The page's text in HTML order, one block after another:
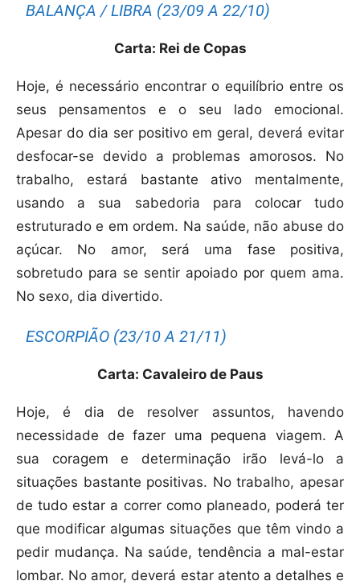
BALANÇA / LIBRA (23/09 A 22/10)
Carta: Rei de Copas
Hoje, é necessário encontrar o equilíbrio entre os
seus pensamentos e o seu lado emocional.
Apesar do dia ser positivo em geral, deverá evitar
desfocar-se devido a problemas amorosos. No
trabalho, estará bastante ativo mentalmente,
usando a sua sabedoria para colocar tudo
estruturado e em ordem. Na saúde, não abuse do
açúcar. No amor, será uma fase positiva,
sobretudo para se sentir apoiado por quem ama.
No sexo, dia divertido.
ESCORPIÃO (23/10 A 21/11)
Carta: Cavaleiro de Paus
Hoje, é dia de resolver assuntos, havendo
necessidade de fazer uma pequena viagem. A
sua coragem e determinação irão levá-lo a
situações bastante positivas. No trabalho, apesar
de tudo estar a correr como planeado, poderá ter
que modificar algumas situações que têm vindo a
pedir mudança. Na saúde, tendência a mal-estar
lombar. No amor, deverá estar atento a detalhes e